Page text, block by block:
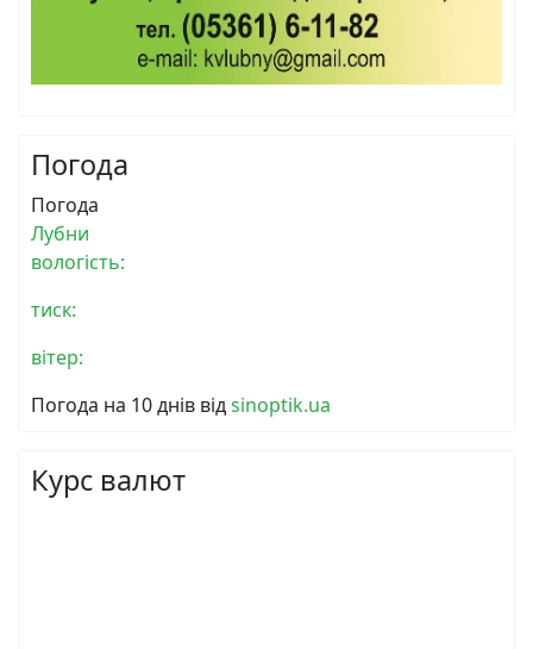
Погода
Погода
Лубни
вологість:
тиск:
вітер:
Погода на 10 днів відsinoptik.ua
Курс валют